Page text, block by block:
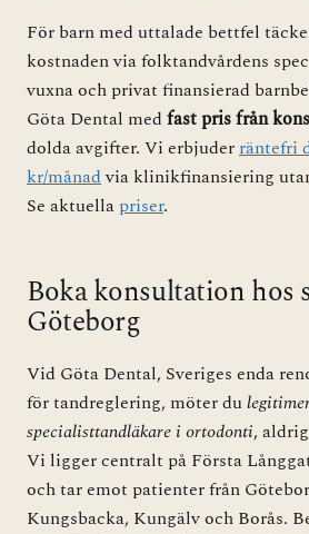
För barn med uttalade bettfel
kostnaden via folktandvårdens
vuxna och privat finansierad
Göta Dental med fast pris från
dolda avgifter. Vi erbjuderräntefri
kr/månadvia klinikfinansiering
Se aktuella priser.
Boka konsultation hos
Göteborg
Vid Göta Dental, Sveriges enda
för tandreglering, möter du
specialisttandläkare i ortodonti,
Vi ligger centralt på Första
och tar emot patienter från
Kungsbacka, Kungälv och Borås.